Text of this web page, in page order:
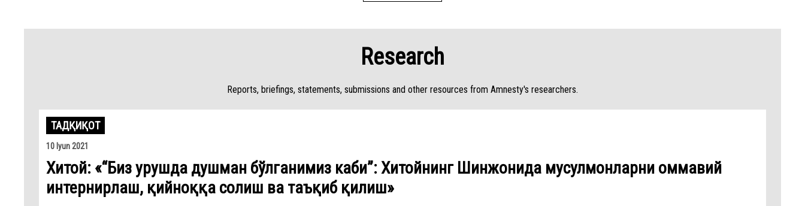
Research
Reports, briefings, statements, submissions and other resources from Amnesty's researchers.
ТАДҚИҚОТ
10 Iyun 2021
Хитой: «“Биз урушда душман бўлганимиз каби”: Хитойнинг Шинжонида мусулмонларни оммавий
интернирлаш, қийноққа солиш ва таъқиб қилиш»